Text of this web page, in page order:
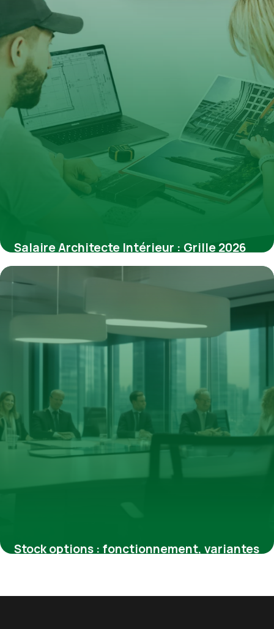
Salaire Architecte Intérieur : Grille 2026
13 mars 2026
Stock options : fonctionnement, variantes